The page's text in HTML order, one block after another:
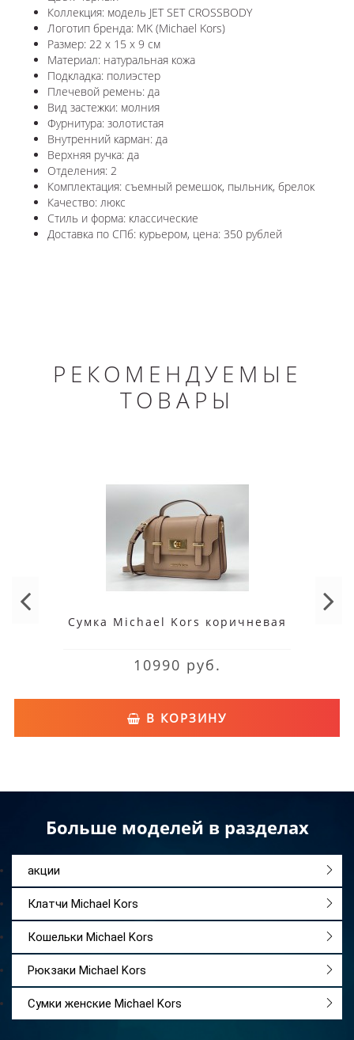
Коллекция: модель JET SET CROSSBODY
Логотип бренда: MK (Michael Kors)
Размер: 22 x 15 х 9 см
Материал: натуральная кожа
Подкладка: полиэстер
Плечевой ремень: да
Вид застежки: молния
Фурнитура: золотистая
Внутренний карман: да
Верхняя ручка: да
Отделения: 2
Комплектация: съемный ремешок, пыльник, брелок
Качество: люкс
Стиль и форма: классические
Доставка по СПб: курьером, цена: 350 рублей
РЕКОМЕНДУЕМЫЕ
ТОВАРЫ
Cумка Michael Kors коричневая
10990 руб.
В КОРЗИНУ
Больше моделей в разделах
акции
Клатчи Michael Kors
Кошельки Michael Kors
Рюкзаки Michael Kors
Сумки женские Michael Kors